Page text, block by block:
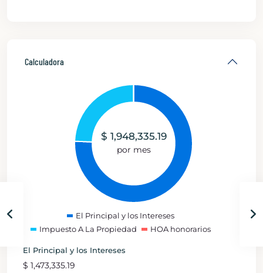
Calculadora
$ 1,948,335.19
por mes
El Principal y los Intereses
Impuesto A La Propiedad
HOA honorarios
El Principal y los Intereses
$ 1,473,335.19